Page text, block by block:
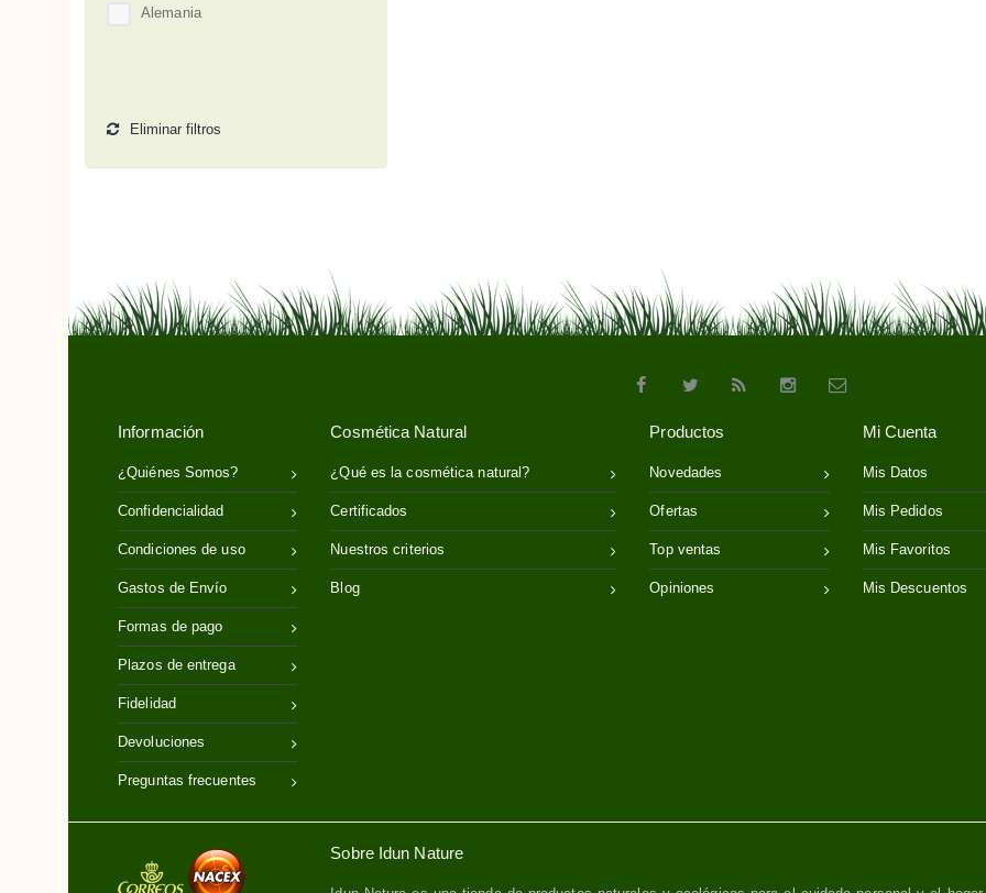
Cera de Abejas
Cúrcuma
Eucalipto
Karité
Menta Piperita
Sésamo
Alemania
Eliminar filtros
Información
¿Quiénes Somos?
Confidencialidad
Condiciones de uso
Gastos de Envío
Formas de pago
Plazos de entrega
Fidelidad
Devoluciones
Preguntas frecuentes
Cosmética Natural
¿Qué es la cosmética natural?
Certificados
Nuestros criterios
Blog
Productos
Novedades
Ofertas
Top ventas
Opiniones
Mi Cuenta
Mis Datos
Mis Pedidos
Mis Favoritos
Mis Descuentos
Sobre Idun Nature